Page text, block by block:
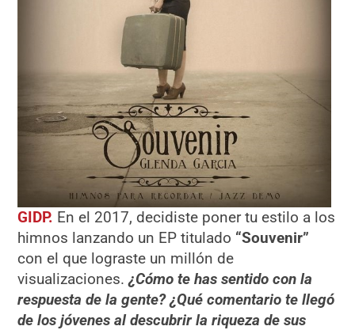
GIDP. En el 2017, decidiste poner tu estilo a los
himnos lanzando un EP titulado “Souvenir”
con el que lograste un millón de
visualizaciones.¿Cómo te has sentido con la
respuesta de la gente? ¿Qué comentario te llegó
de los jóvenes al descubrir la riqueza de sus